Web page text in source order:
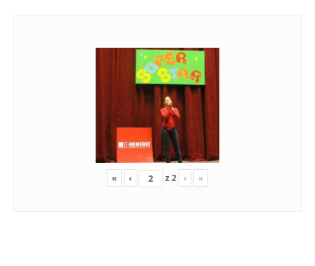
« ‹ z2 › »